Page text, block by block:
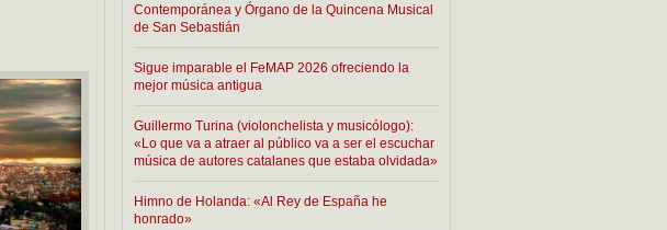
Contemporánea y Órgano de la Quincena Musical
de San Sebastián
Sigue imparable el FeMAP 2026 ofreciendo la
mejor música antigua
Guillermo Turina (violonchelista y musicólogo):
«Lo que va a atraer al público va a ser el escuchar
música de autores catalanes que estaba olvidada»
Himno de Holanda: «Al Rey de España he
honrado»